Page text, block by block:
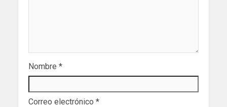
Nombre *
Correo electrónico *